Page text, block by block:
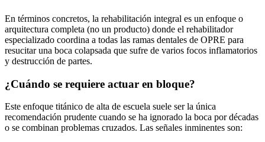
En términos concretos, la rehabilitación integral es un enfoque o
arquitectura completa (no un producto) donde el rehabilitador
especializado coordina a todas las ramas dentales de OPRE para
resucitar una boca colapsada que sufre de varios focos inflamatorios
y destrucción de partes.
¿Cuándo se requiere actuar en bloque?
Este enfoque titánico de alta de escuela suele ser la única
recomendación prudente cuando se ha ignorado la boca por décadas
o se combinan problemas cruzados. Las señales inminentes son: